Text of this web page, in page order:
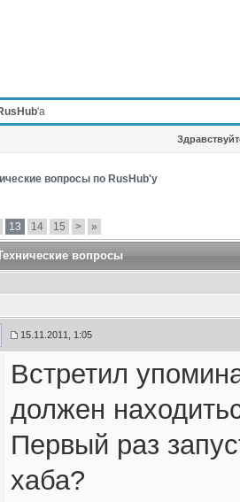
'а
вопросы по RusHub'у
13 14 15 > »
вопросы
15.11.2011, 1:05
Встретил
должен
Первый раз
хаба?